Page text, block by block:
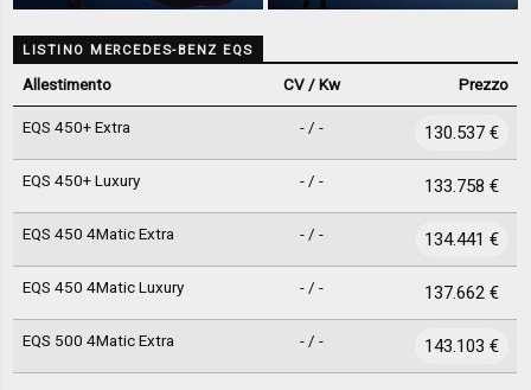
LISTINO MERCEDES-BENZ EQS
Allestimento CV / Kw Prezzo
EQS 450+ Extra - / - 130.537 €
EQS 450+ Luxury - / - 133.758 €
EQS 450 4Matic Extra - / - 134.441 €
EQS 450 4Matic Luxury - / - 137.662 €
EQS 500 4Matic Extra - / - 143.103 €